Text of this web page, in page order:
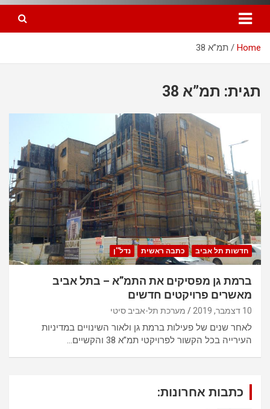
Home תמ”א 38
תגית: תמ”א 38
חדשות תל אביב כתבה ראשית נדל''ן
ברמת גן מפסיקים את התמ”א – בתל אביב
מאשרים פרויקטים חדשים
10 דצמבר, 2019 מערכת תל-אביב סיטי
לאחר שנים של פעילות ברמת גן ולאור השינויים במדיניות
העירייה בכל הקשור לפרויקטי תמ”א 38 והקשיים…
כתבות אחרונות: